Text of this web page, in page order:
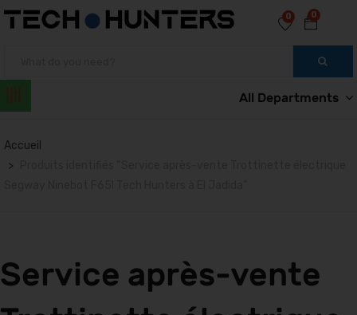
0
0
All Departments
Accueil
Service après-vente